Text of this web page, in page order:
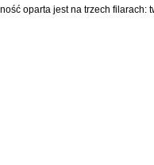
oparta jest na trzech